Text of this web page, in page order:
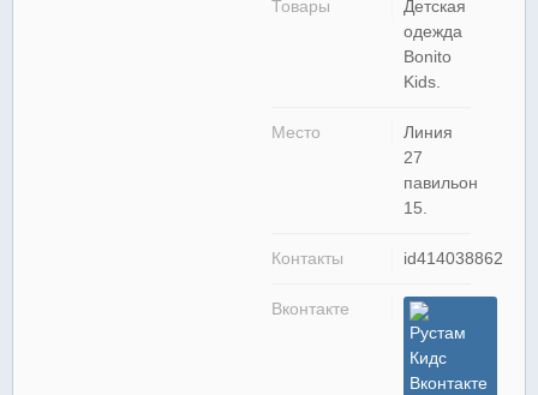
Товары
Детская
одежда
Bonito
Kids.
Место
Линия
27
павильон
15.
Контакты id414038862
Вконтакте
Рустам
Кидс
Вконтакте